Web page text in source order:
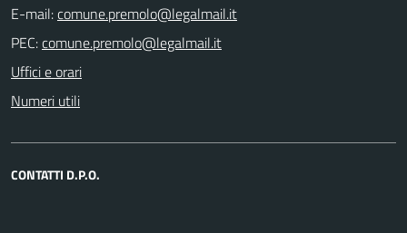
E-mail:
PEC:
Uffici e orari
Numeri utili
CONTATTI D.P.O.